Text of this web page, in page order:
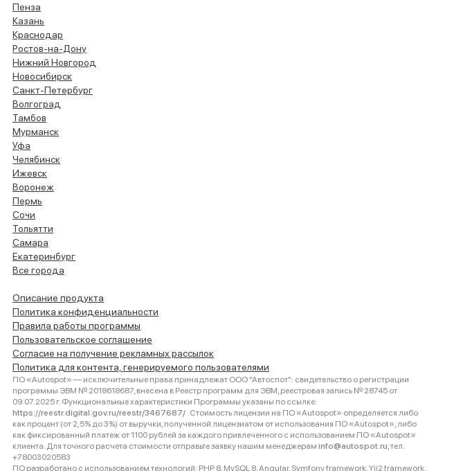
Пенза
Казань
Краснодар
Ростов-на-Дону
Нижний Новгород
Новосибирск
Санкт-Петербург
Волгоград
Тамбов
Мурманск
Уфа
Челябинск
Ижевск
Воронеж
Пермь
Сочи
Тольятти
Самара
Екатеринбург
Все города
Описание продукта
Политика конфиденциальности
Правила работы программы
Пользовательское соглашение
Согласие на получение рекламных рассылок
Политика для контента, генерируемого пользователями
ПО «Autospot» — исключительные права принадлежат ООО "Автоспот": свидетельство о регистрации
программы ЭВМ № 2018618687, внесена в Реестр программ для ЭВМ, реестровая запись № 28745 от
09.07.2025 г. Функциональные характеристики Программы указаны по ссылке:
https://reestr.digital.gov.ru/reestr/3467687/ . Стоимость лицензии на ПО «Autospot» определяется либо
как процент (от 2,5% до 3%) от выручки, полученной лицензиатом от использования ПО «Autospot», либо
как фиксированный платеж от 1100 рублей за каждого привлеченного с использованием ПО «Autospot»
клиента. Для точного расчета стоимости отправьте заявку нашим менеджерам info@autospot.ru, тел.
+78003020583
ПО разработано с использованием технологий: PHP 8, MySQL 8, Angular, Symfony framework, Yii2 framework.